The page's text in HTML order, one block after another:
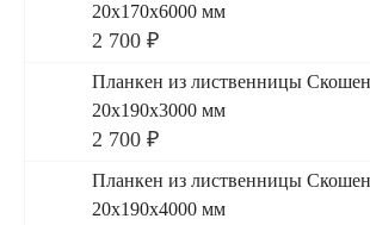
20x170x6000 мм
2 700 ₽
Планкен из лиственницы
20x190x3000 мм
2 700 ₽
Планкен из лиственницы
20x190x4000 мм